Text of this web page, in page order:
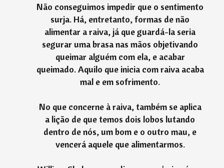
Não conseguimos impedir que o sentimento
surja. Há, entretanto, formas de não
alimentar a raiva, já que guardá-la seria
segurar uma brasa nas mãos objetivando
queimar alguém com ela, e acabar
queimado. Aquilo que inicia com raiva acaba
mal e em sofrimento.
No que concerne à raiva, também se aplica
a lição de que temos dois lobos lutando
dentro de nós, um bom e o outro mau, e
vencerá aquele que alimentarmos.